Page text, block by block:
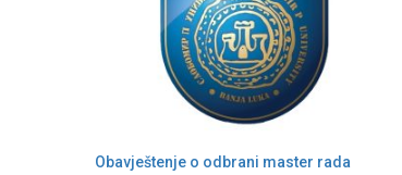
Obavještenje o odbrani master rada